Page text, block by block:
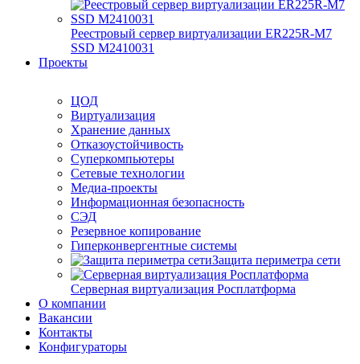
Реестровый сервер виртуализации ER225R-M7
SSD М2410031
Проекты
ЦОД
Виртуализация
Хранение данных
Отказоустойчивость
Суперкомпьютеры
Сетевые технологии
Медиа-проекты
Информационная безопасность
СЭД
Резервное копирование
Гиперконвергентные системы
Защита периметра сети
Серверная виртуализация Росплатформа
О компании
Вакансии
Контакты
Конфигураторы